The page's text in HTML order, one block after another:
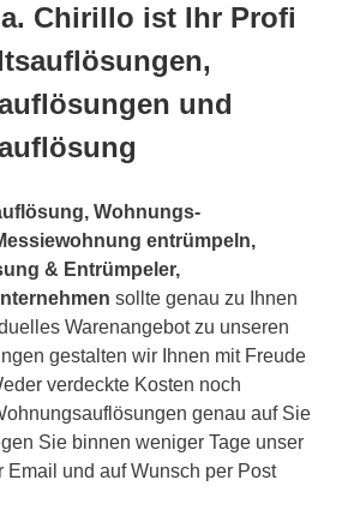
Chirillo ist Ihr Profi
und
Wohnungs-
entrümpeln,
& Entrümpeler,
sollte genau zu Ihnen
Warenangebot zu unseren
gestalten wir Ihnen mit Freude
verdeckte Kosten noch
genau auf Sie
Sie binnen weniger Tage unser
Email und auf Wunsch per Post